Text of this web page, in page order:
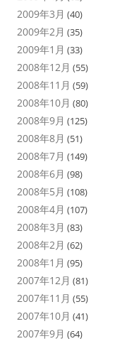
2009年3月 (40)
2009年2月 (35)
2009年1月 (33)
2008年12月 (55)
2008年11月 (59)
2008年10月 (80)
2008年9月 (125)
2008年8月 (51)
2008年7月 (149)
2008年6月 (98)
2008年5月 (108)
2008年4月 (107)
2008年3月 (83)
2008年2月 (62)
2008年1月 (95)
2007年12月 (81)
2007年11月 (55)
2007年10月 (41)
2007年9月 (64)